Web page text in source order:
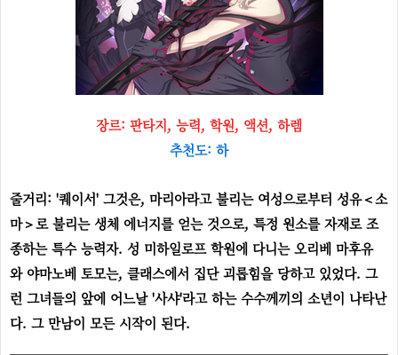
장르: 판타지, 능력, 학원, 액션, 하렘
추천도: 하
줄거리: '퀘이서' 그것은, 마리아라고 불리는 여성으로부터 성유＜소
마＞로 불리는 생체 에너지를 얻는 것으로, 특정 원소를 자재로 조
종하는 특수 능력자. 성 미하일로프 학원에 다니는 오리베 마후유
와 야마노베 토모는, 클래스에서 집단 괴롭힘을 당하고 있었다. 그
런 그녀들의 앞에 어느날 '사샤'라고 하는 수수께끼의 소년이 나타난
다. 그 만남이 모든 시작이 된다.